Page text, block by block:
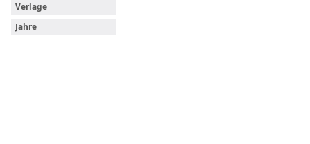
Verlage
Jahre